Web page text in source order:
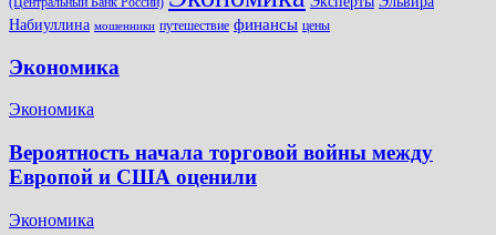
Набиуллина мошенники путешествие финансы цены
Экономика
Экономика
Вероятность начала торговой войны между
Европой и США оценили
Экономика